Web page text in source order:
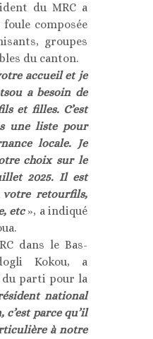
du MRC a
composée
groupes
du canton.
accueil et je
a besoin de
et filles. C’est
une liste pour
locale. Je
choix sur le
2025. Il est
retourfils,
etc », a indiqué
dans le Bas-
Kokou, a
du parti pour la
national
c’est parce qu’il
à notre